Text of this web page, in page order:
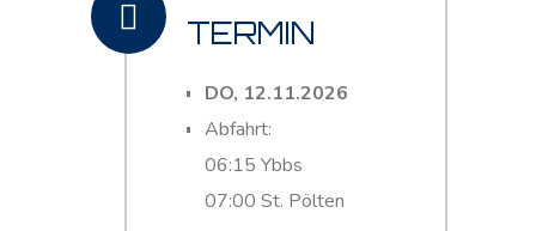
TERMIN
DO, 12.11.2026
Abfahrt:
06:15 Ybbs
07:00 St. Pölten